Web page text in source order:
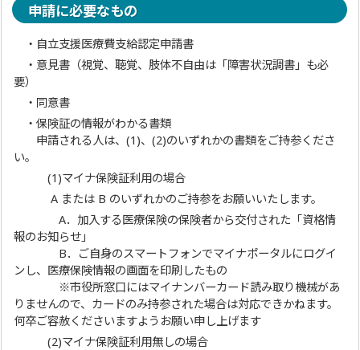
申請に必要なもの
・自立支援医療費支給認定申請書
・意見書（視覚、聴覚、肢体不自由は「障害状況調書」も必
要）
・同意書
・保険証の情報がわかる書類
申請される人は、(1)、(2)のいずれかの書類をご持参くださ
い。
(1)マイナ保険証利用の場合
A または B のいずれかのご持参をお願いいたします。
A．加入する医療保険の保険者から交付された「資格情
報のお知らせ」
B．ご自身のスマートフォンでマイナポータルにログイ
ンし、医療保険情報の画面を印刷したもの
※市役所窓口にはマイナンバーカード読み取り機械があ
りませんので、カードのみ持参された場合は対応できかねます。
何卒ご容赦くださいますようお願い申し上げます
(2)マイナ保険証利用無しの場合